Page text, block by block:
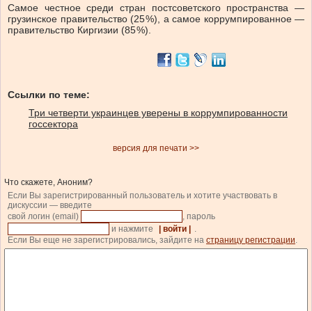
Самое честное среди стран постсоветского пространства —
грузинское правительство (25 %), а самое коррумпированное —
правительство Киргизии (85 %).
Ссылки по теме:
Три четверти украинцев уверены в коррумпированности
госсектора
версия для печати >>
Что скажете, Аноним?
Если Вы зарегистрированный пользователь и хотите участвовать в
дискуссии — введите
свой логин (email)
, пароль
и нажмите
| войти |
.
Если Вы еще не зарегистрировались, зайдите на страницу регистрации.